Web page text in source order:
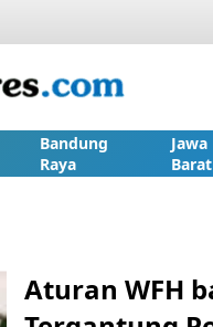
Bandung
Raya
Jawa
Barat
Aturan WFH